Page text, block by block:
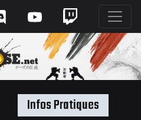
Infos Pratiques